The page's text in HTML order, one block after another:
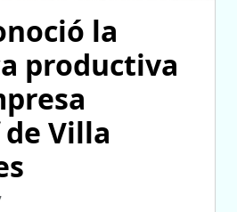
la
productiva
Villa